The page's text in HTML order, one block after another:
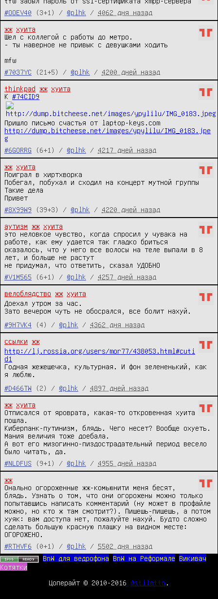
#OOEV40
(3+1) / @plhk / 4062 дня назад
жж хуита
Шел с коллегой с работы до метро.
- ты наверное не привык с девушками ходить
mfw
#7037YC
(21+5) / @plhk / 4200 дней назад
thinkpad жж хуита
К #74CID9
http://dump.bitcheese.net/images/ypylilu/IMG_0183.jpe
g
#6GORRG
(6+1) / @plhk / 4217 дней назад
жж хуита
Поиграл в хиртхворка
Побегал, побухал и сходил на концерт мутной группы
Такие дела
Привет
#8X99W9
(39+3) / @plhk / 4220 дней назад
аутизм жж хуита
это неловкое чувство, когда спросил у чувака на
работе, как ему удается так гладко бриться
оказалось, что у него все волосы на теле выпали в 8
лет, и больше не растут
не придумал, что ответить, сказал УДОБНО
#V1M565
(6+1) / @plhk / 4257 дней назад
велоблядство жж хуита
Доехал утром за час.
Зато вечером чуть не обосрался, все болит нахуй.
#9H7VK4
(4) / @plhk / 4362 дня назад
ссылки
жж
http://lj.rossia.org/users/mor77/438053.html#cuti
d1
Годная жежешечка, культурная. И фон зелененький, как
я люблю.
#D466TW
(2) / @plhk / 4897 дней назад
жж хуита
Отписался от яроврата, какая-то откровенная хуита
пошла.
Киберпанк-путинизм, блядь. Чего несет? Вообще охуеть.
Мания величия тоже доебала.
А вот его мизогинно-пиздострадательный период весело
было читать, да.
#NLDFUS
(9+1) / @plhk / 4955 дней назад
жж
Онально огороженные жж-комьюнити меня бесят,
блядь. Узнать о том, что они огорожены можно только
попытавшись написать комментарий (ну может в профайле
можно, но кто ж там смотрит?). Пишешь-пишешь, а потом
хуяк: вам доступа нет, пожалуйте нахуй. Будто сложно
сделать большую красную плашку на видном месте:
ОГОРОЖЕНО.
#RTHVF6
(0+1) / @plhk / 5502 дня назад
BnW для ведрофона
BnW на Реформале
Викивач
Котятки
Цоперайт © 2010-2016 @stiletto